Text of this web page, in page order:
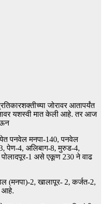
जोरावर आतापर्यंत
यशस्वी मात केली आहे. तर आज
पनवेल मनपा-140, पनवेल
पेण-4, अलिबाग-8, मुरुड-4,
पोलादपूर-1 असे एकूण 230 ने वाढ
2, खालापूर- 2, कर्जत-2,
आहे.